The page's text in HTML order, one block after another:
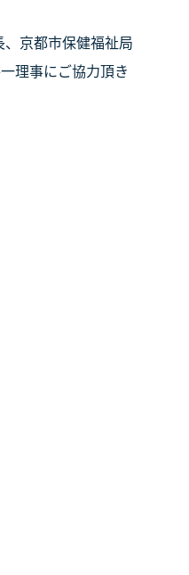
京都市保健福祉局
理事にご協力頂き